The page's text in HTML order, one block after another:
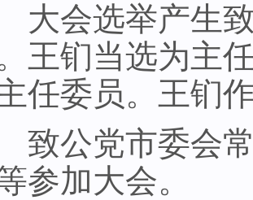
会选举产生致
王钔当选为主
任委员。王钔
公党市委会常
参加大会。